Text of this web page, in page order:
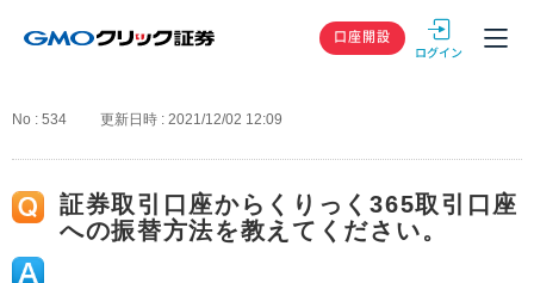
GMOクリック
口座開設
No : 534 更新日時 : 2021/12/02 12:09
証券取引口座からくりっく365取引口座
への振替方法を教えてください。